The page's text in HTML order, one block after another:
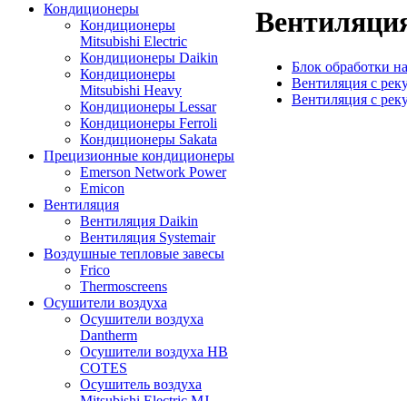
Кондиционеры
Кондиционеры
Mitsubishi Electric
Кондиционеры Daikin
Кондиционеры
Mitsubishi Heavy
Кондиционеры Lessar
Кондиционеры Ferroli
Кондиционеры Sakata
Прецизионные кондиционеры
Emerson Network Power
Emicon
Вентиляция
Вентиляция Daikin
Вентиляция Systemair
Воздушные тепловые завесы
Frico
Thermoscreens
Осушители воздуха
Осушители воздуха
Dantherm
Осушители воздуха HB
COTES
Осушитель воздуха
Блок обработки
Вентиляция с
Вентиляция с